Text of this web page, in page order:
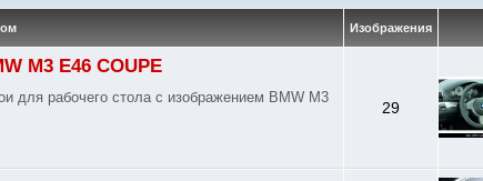
Изображения
M3 E46 COUPE
для рабочего стола с изображением BMW M3
29